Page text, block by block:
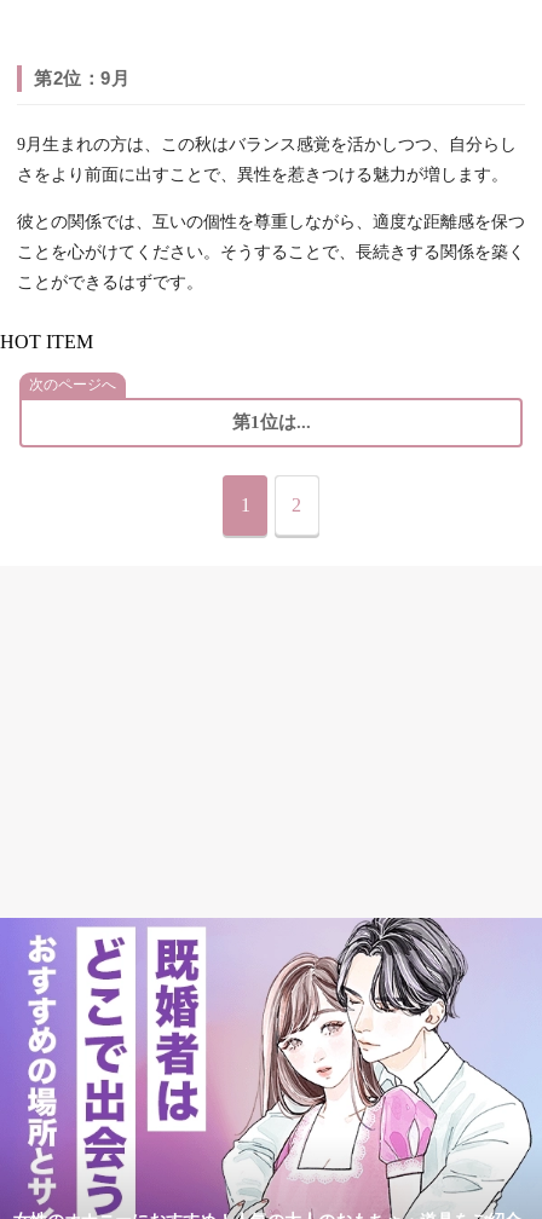
第2位：9月
9月生まれの方は、この秋はバランス感覚を活かしつつ、自分らし
さをより前面に出すことで、異性を惹きつける魅力が増します。
彼との関係では、互いの個性を尊重しながら、適度な距離感を保つ
ことを心がけてください。そうすることで、長続きする関係を築く
ことができるはずです。
HOT ITEM
次のページへ
第1位は...
1 2